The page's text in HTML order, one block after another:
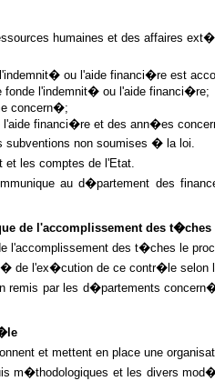
humaines et des affaires
ou l'aide financi�re est
l'indemnit� ou l'aide financi�re;
concern�;
financi�re et des ann�es
subventions non soumises � la loi.
et les comptes de l'Etat.
au d�partement des
l'accomplissement des t�ches
l'accomplissement des t�ches le
de l'ex�cution de ce contr�le selon
remis par les d�partements
et mettent en place une
m�thodologiques et les divers